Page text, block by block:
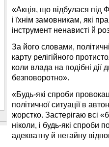
«Акція, що відбулася під
і їхнім замовникам, які
інструмент ненависті й
За його словами,
карту релігійного
коли влада на подібні дії
безповоротно».
«Будь-які спроби
політичної ситуації в
жорстко. Застерігаю всі
ніколи, і будь-які спроби
адекватну й негайну